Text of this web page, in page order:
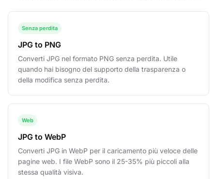
Senza perdita
JPG to PNG
Converti JPG nel formato PNG senza perdita. Utile
quando hai bisogno del supporto della trasparenza o
della modifica senza perdita.
Web
JPG to WebP
Converti JPG in WebP per il caricamento più veloce delle
pagine web. I file WebP sono il 25-35% più piccoli alla
stessa qualità visiva.